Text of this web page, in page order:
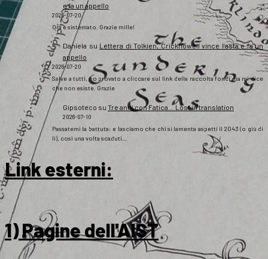
e fa un appello
2026-07-20
Ora è sistemato. Grazie mille!
Daniela su Lettera di Tolkien, Crickhowell vince l’asta e fa un
appello
2026-07-20
Salve a tutti, ho provato a cliccare sul link della raccolta fondi ma mi dice
che non esiste. Grazie
Gipsoteco su Tre anni con Fatica… Lost in translation
2026-07-10
Passatemi la battuta: e lasciamo che chi si lamenta aspetti il 2043 (o giù di
lì), così una volta scaduti…
Link esterni:
1) Pagine dell'AIST